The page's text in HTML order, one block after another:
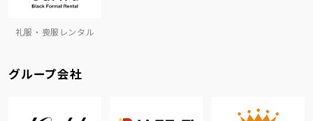
礼服・喪服レンタル
グループ会社